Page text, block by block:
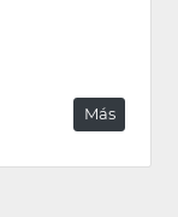
Más